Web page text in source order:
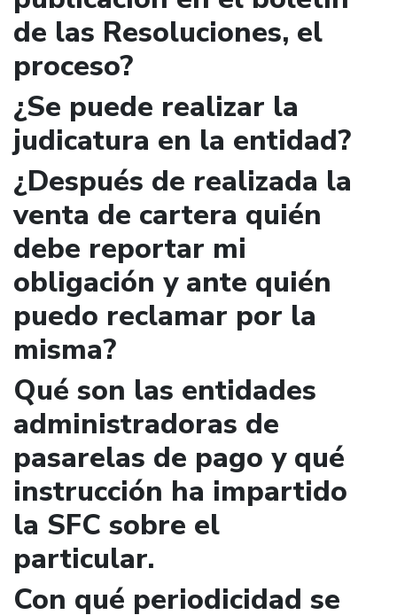
de las Resoluciones, el
proceso?
¿Se puede realizar la
judicatura en la entidad?
¿Después de realizada la
venta de cartera quién
debe reportar mi
obligación y ante quién
puedo reclamar por la
misma?
Qué son las entidades
administradoras de
pasarelas de pago y qué
instrucción ha impartido
la SFC sobre el
particular.
Con qué periodicidad se